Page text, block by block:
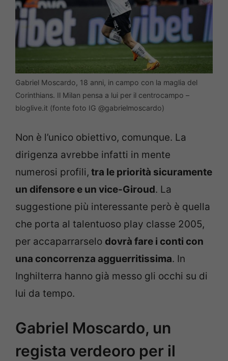
Gabriel Moscardo, 18 anni, in campo con la maglia del
Corinthians. Il Milan pensa a lui per il centrocampo –
bloglive.it (fonte foto IG @gabrielmoscardo)
Non è l’unico obiettivo, comunque. La
dirigenza avrebbe infatti in mente
numerosi profili, tra le priorità sicuramente
un difensore e un vice-Giroud. La
suggestione più interessante però è quella
che porta al talentuoso play classe 2005,
per accaparrarselo dovrà fare i conti con
una concorrenza agguerritissima. In
Inghilterra hanno già messo gli occhi su di
lui da tempo.
Gabriel Moscardo, un
regista verdeoro per il